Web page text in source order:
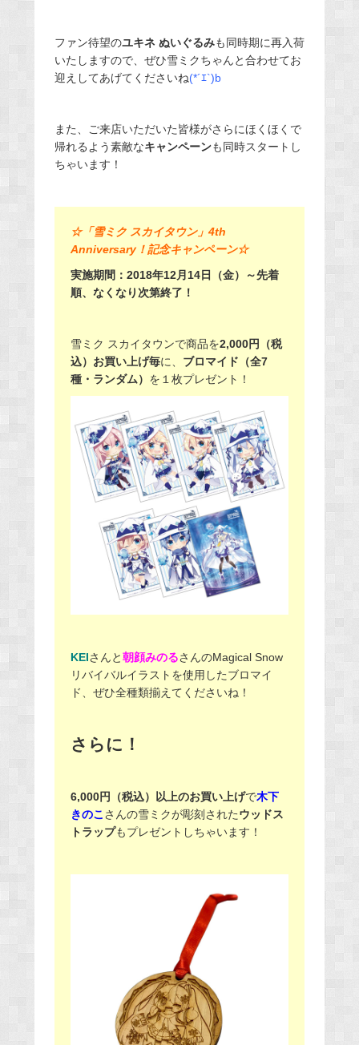
ファン待望のユキネ ぬいぐるみも同時期に再入荷
いたしますので、ぜひ雪ミクちゃんと合わせてお
迎えしてあげてくださいね(*´ｴ`)b
また、ご来店いただいた皆様がさらにほくほくで
帰れるよう素敵なキャンペーンも同時スタートし
ちゃいます！
☆「雪ミク スカイタウン」4th
Anniversary！記念キャンペーン☆
実施期間：2018年12月14日（金）～先着
順、なくなり次第終了！
雪ミク スカイタウンで商品を2,000円（税
込）お買い上げ毎に、 ブロマイド（全7
種・ランダム） を１枚プレゼント！
KEIさんと朝顔みのるさんのMagical Snow
リバイバルイラストを使用したブロマイ
ド、ぜひ全種類揃えてくださいね！
さらに！
6,000円（税込）以上のお買い上げで木下
きのこさんの雪ミクが彫刻されたウッドス
トラップもプレゼントしちゃいます！